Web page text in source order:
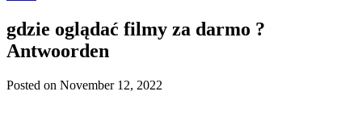
gdzie oglądać filmy za darmo ?
Antwoorden
Posted on November 12, 2022